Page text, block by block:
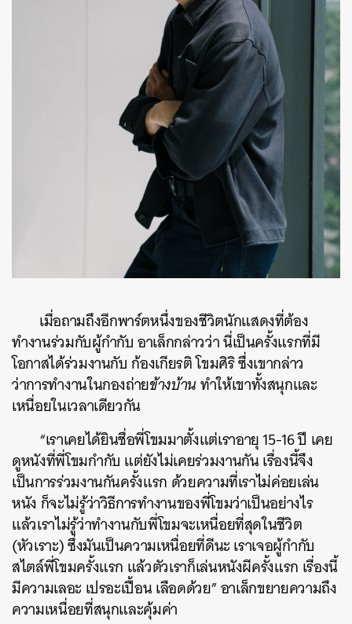
เมื่อถามถึงอีกพาร์ตหนึ่งของชีวิตนักแสดงที่ต้อง
ทำงานร่วมกับผู้กำกับ อาเล็กกล่าวว่า นี่เป็นครั้งแรกที่มี
โอกาสได้ร่วมงานกับ ก้องเกียรติ โขมศิริ ซึ่งเขากล่าว
ว่าการทำงานในกองถ่ายข้างบ้านทำให้เขาทั้งสนุกและ
เหนื่อยในเวลาเดียวกัน
“เราเคยได้ยินชื่อพี่โขมมาตั้งแต่เราอายุ 15-16 ปี เคย
ดูหนังที่พี่โขมกำกับ แต่ยังไม่เคยร่วมงานกัน เรื่องนี้จึง
เป็นการร่วมงานกันครั้งแรก ด้วยความที่เราไม่ค่อยเล่น
หนัง ก็จะไม่รู้ว่าวิธีการทำงานของพี่โขมว่าเป็นอย่างไร
แล้วเราไม่รู้ว่าทำงานกับพี่โขมจะเหนื่อยที่สุดในชีวิต
(หัวเราะ) ซึ่งมันเป็นความเหนื่อยที่ดีนะ เราเจอผู้กำกับ
สไตล์พี่โขมครั้งแรก แล้วตัวเราก็เล่นหนังผีครั้งแรก เรื่องนี้
มีความเลอะ เปรอะเปื้อน เลือดด้วย” อาเล็กขยายความถึง
ความเหนื่อยที่สนุกและคุ้มค่า